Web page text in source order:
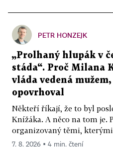
PETR HONZEJK
„Prolhaný hlupák v
stáda“. Proč Milana
vláda vedená
opovrhoval
Někteří říkají, že to byl
Knížáka. A něco na tom je.
organizovaný těmi, kterými
7. 8. 2026 ▪ 4 min. čtení